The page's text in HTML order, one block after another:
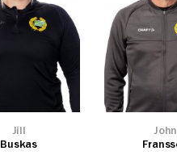
Jill
Buskas
John